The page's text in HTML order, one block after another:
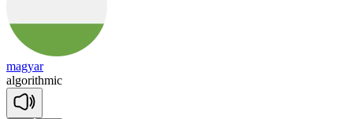
magyar
algorithmic